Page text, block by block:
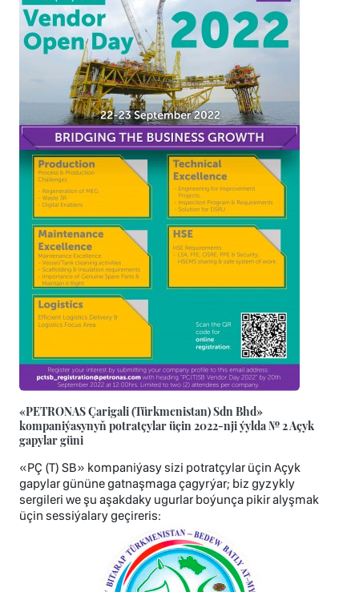
«PETRONAS Çarigali (Türkmenistan) Sdn Bhd»
kompaniýasynyň potratçylar üçin 2022-nji ýylda № 2 Açyk
gapylar güni
«PÇ (T) SB» kompaniýasy sizi potratçylar üçin Açyk
gapylar gününe gatnaşmaga çagyrýar; biz gyzykly
sergileri we şu aşakdaky ugurlar boýunça pikir alyşmak
üçin sessiýalary geçireris: